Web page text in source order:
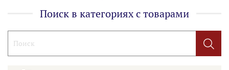
Поиск в категориях с товарами